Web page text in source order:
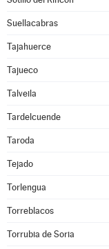
Suellacabras
Tajahuerce
Tajueco
Talveila
Tardelcuende
Taroda
Tejado
Torlengua
Torreblacos
Torrubia de Soria